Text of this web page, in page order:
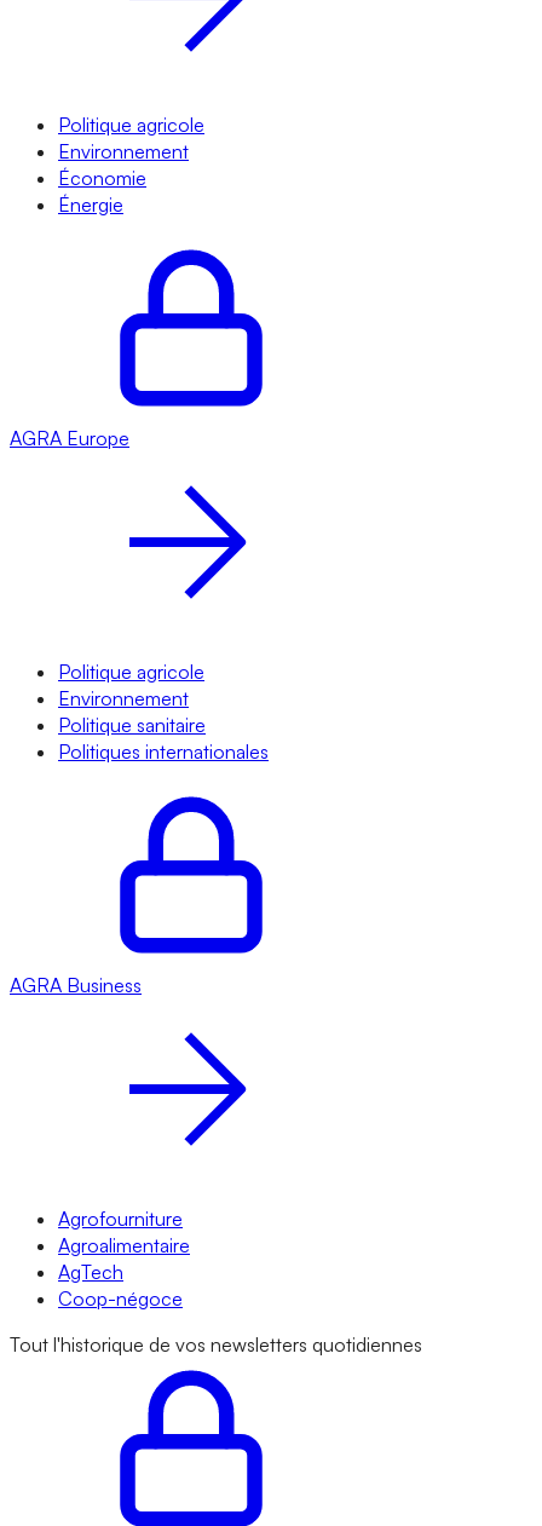
Politique agricole
Environnement
Économie
Énergie
AGRA Europe
Politique agricole
Environnement
Politique sanitaire
Politiques internationales
AGRA Business
Agrofourniture
Agroalimentaire
AgTech
Coop-négoce
Tout l'historique de vos newsletters quotidiennes